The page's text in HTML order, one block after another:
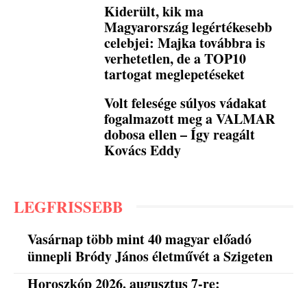
Kiderült, kik ma
Magyarország legértékesebb
celebjei: Majka továbbra is
verhetetlen, de a TOP10
tartogat meglepetéseket
Volt felesége súlyos vádakat
fogalmazott meg a VALMAR
dobosa ellen – Így reagált
Kovács Eddy
LEGFRISSEBB
Vasárnap több mint 40 magyar előadó
ünnepli Bródy János életművét a Szigeten
Horoszkóp 2026. augusztus 7-re: